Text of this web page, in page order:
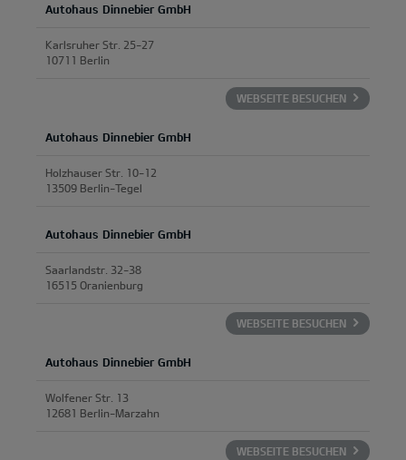
Autohaus Dinnebier GmbH
Karlsruher Str. 25-27
10711 Berlin
WEBSEITE BESUCHEN
Autohaus Dinnebier GmbH
Holzhauser Str. 10-12
13509 Berlin-Tegel
Autohaus Dinnebier GmbH
Saarlandstr. 32-38
16515 Oranienburg
WEBSEITE BESUCHEN
Autohaus Dinnebier GmbH
Wolfener Str. 13
12681 Berlin-Marzahn
WEBSEITE BESUCHEN